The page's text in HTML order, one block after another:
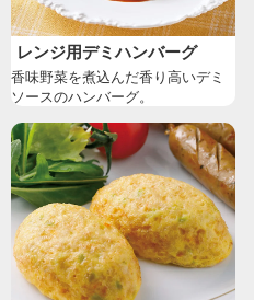
レンジ用デミハンバーグ
香味野菜を煮込んだ香り高いデミ
ソースのハンバーグ。